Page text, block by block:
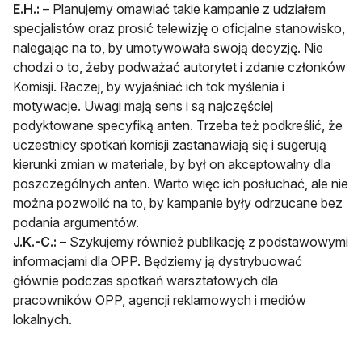
E.H.: – Planujemy omawiać takie kampanie z udziałem
specjalistów oraz prosić telewizję o oficjalne stanowisko,
nalegając na to, by umotywowała swoją decyzję. Nie
chodzi o to, żeby podważać autorytet i zdanie członków
Komisji. Raczej, by wyjaśniać ich tok myślenia i
motywacje. Uwagi mają sens i są najczęściej
podyktowane specyfiką anten. Trzeba też podkreślić, że
uczestnicy spotkań komisji zastanawiają się i sugerują
kierunki zmian w materiale, by był on akceptowalny dla
poszczególnych anten. Warto więc ich posłuchać, ale nie
można pozwolić na to, by kampanie były odrzucane bez
podania argumentów.
J.K.-C.: – Szykujemy również publikację z podstawowymi
informacjami dla OPP. Będziemy ją dystrybuować
głównie podczas spotkań warsztatowych dla
pracowników OPP, agencji reklamowych i mediów
lokalnych.